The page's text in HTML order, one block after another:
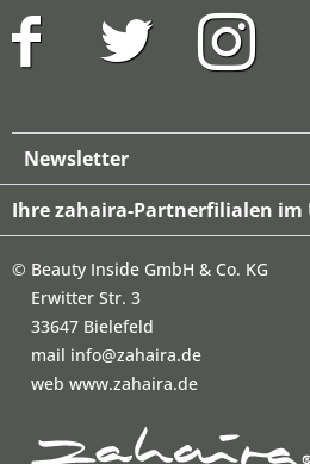
Newsletter
Ihre zahaira-Partnerfilialen im
© Beauty Inside GmbH & Co. KG
Erwitter Str. 3
33647 Bielefeld
mail info@zahaira.de
web www.zahaira.de